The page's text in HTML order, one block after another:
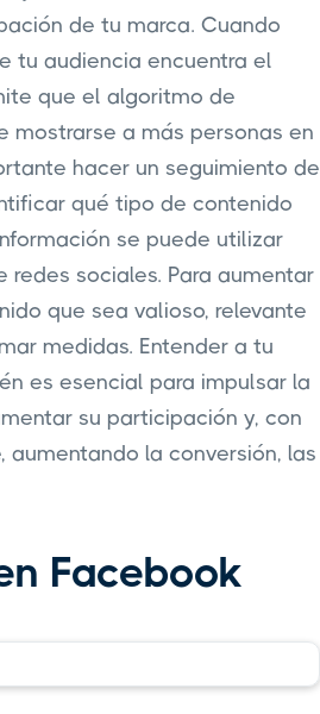
de tu marca. Cuando
tu audiencia encuentra el
que el algoritmo de
mostrarse a más personas en
hacer un seguimiento de
qué tipo de contenido
se puede utilizar
sociales. Para aumentar
que sea valioso, relevante
medidas. Entender a tu
es esencial para impulsar la
su participación y, con
la conversión, las
Facebook